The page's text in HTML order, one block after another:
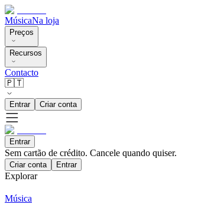
MúsicaNa loja
Preços
Recursos
Contacto
🇵🇹
Entrar Criar conta
Entrar
Sem cartão de crédito. Cancele quando quiser.
Criar conta Entrar
Explorar
Música